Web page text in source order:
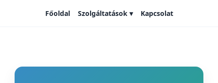
Főoldal Szolgáltatások ▾ Kapcsolat